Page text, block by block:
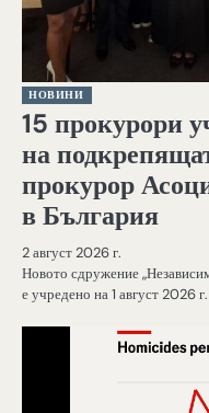
НОВИНИ
15 прокурори
на
прокурор
в България
2 август 2026 г.
Новото сдружение
е учредено на 1 август 2026